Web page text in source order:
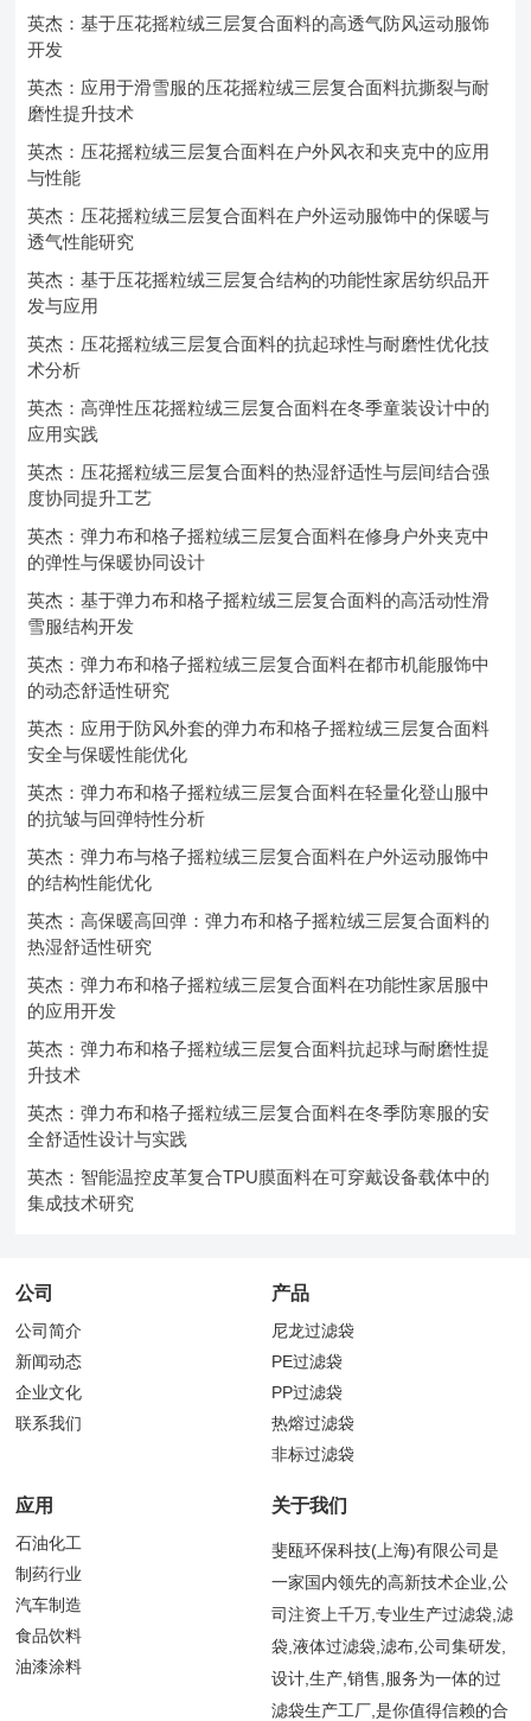
英杰：基于压花摇粒绒三层复合面料的高透气防风运动服饰
开发
英杰：应用于滑雪服的压花摇粒绒三层复合面料抗撕裂与耐
磨性提升技术
英杰：压花摇粒绒三层复合面料在户外风衣和夹克中的应用
与性能
英杰：压花摇粒绒三层复合面料在户外运动服饰中的保暖与
透气性能研究
英杰：基于压花摇粒绒三层复合结构的功能性家居纺织品开
发与应用
英杰：压花摇粒绒三层复合面料的抗起球性与耐磨性优化技
术分析
英杰：高弹性压花摇粒绒三层复合面料在冬季童装设计中的
应用实践
英杰：压花摇粒绒三层复合面料的热湿舒适性与层间结合强
度协同提升工艺
英杰：弹力布和格子摇粒绒三层复合面料在修身户外夹克中
的弹性与保暖协同设计
英杰：基于弹力布和格子摇粒绒三层复合面料的高活动性滑
雪服结构开发
英杰：弹力布和格子摇粒绒三层复合面料在都市机能服饰中
的动态舒适性研究
英杰：应用于防风外套的弹力布和格子摇粒绒三层复合面料
安全与保暖性能优化
英杰：弹力布和格子摇粒绒三层复合面料在轻量化登山服中
的抗皱与回弹特性分析
英杰：弹力布与格子摇粒绒三层复合面料在户外运动服饰中
的结构性能优化
英杰：高保暖高回弹：弹力布和格子摇粒绒三层复合面料的
热湿舒适性研究
英杰：弹力布和格子摇粒绒三层复合面料在功能性家居服中
的应用开发
英杰：弹力布和格子摇粒绒三层复合面料抗起球与耐磨性提
升技术
英杰：弹力布和格子摇粒绒三层复合面料在冬季防寒服的安
全舒适性设计与实践
英杰：智能温控皮革复合TPU膜面料在可穿戴设备载体中的
集成技术研究
公司
公司简介
新闻动态
企业文化
联系我们
产品
尼龙过滤袋
PE过滤袋
PP过滤袋
热熔过滤袋
非标过滤袋
应用
石油化工
制药行业
汽车制造
食品饮料
油漆涂料
关于我们
斐瓯环保科技(上海)有限公司是
一家国内领先的高新技术企业,公
司注资上千万,专业生产过滤袋,滤
袋,液体过滤袋,滤布,公司集研发,
设计,生产,销售,服务为一体的过
滤袋生产工厂,是你值得信赖的合